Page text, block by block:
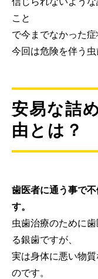
こと
で今までなかった
今回は危険を伴う虫
安易な詰
由とは？
歯医者に通う事で
す。
虫歯治療のために
る銀歯ですが、
実は身体に悪い物
のです。